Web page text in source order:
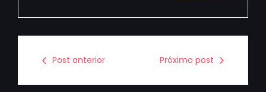
Post anterior Próximo post